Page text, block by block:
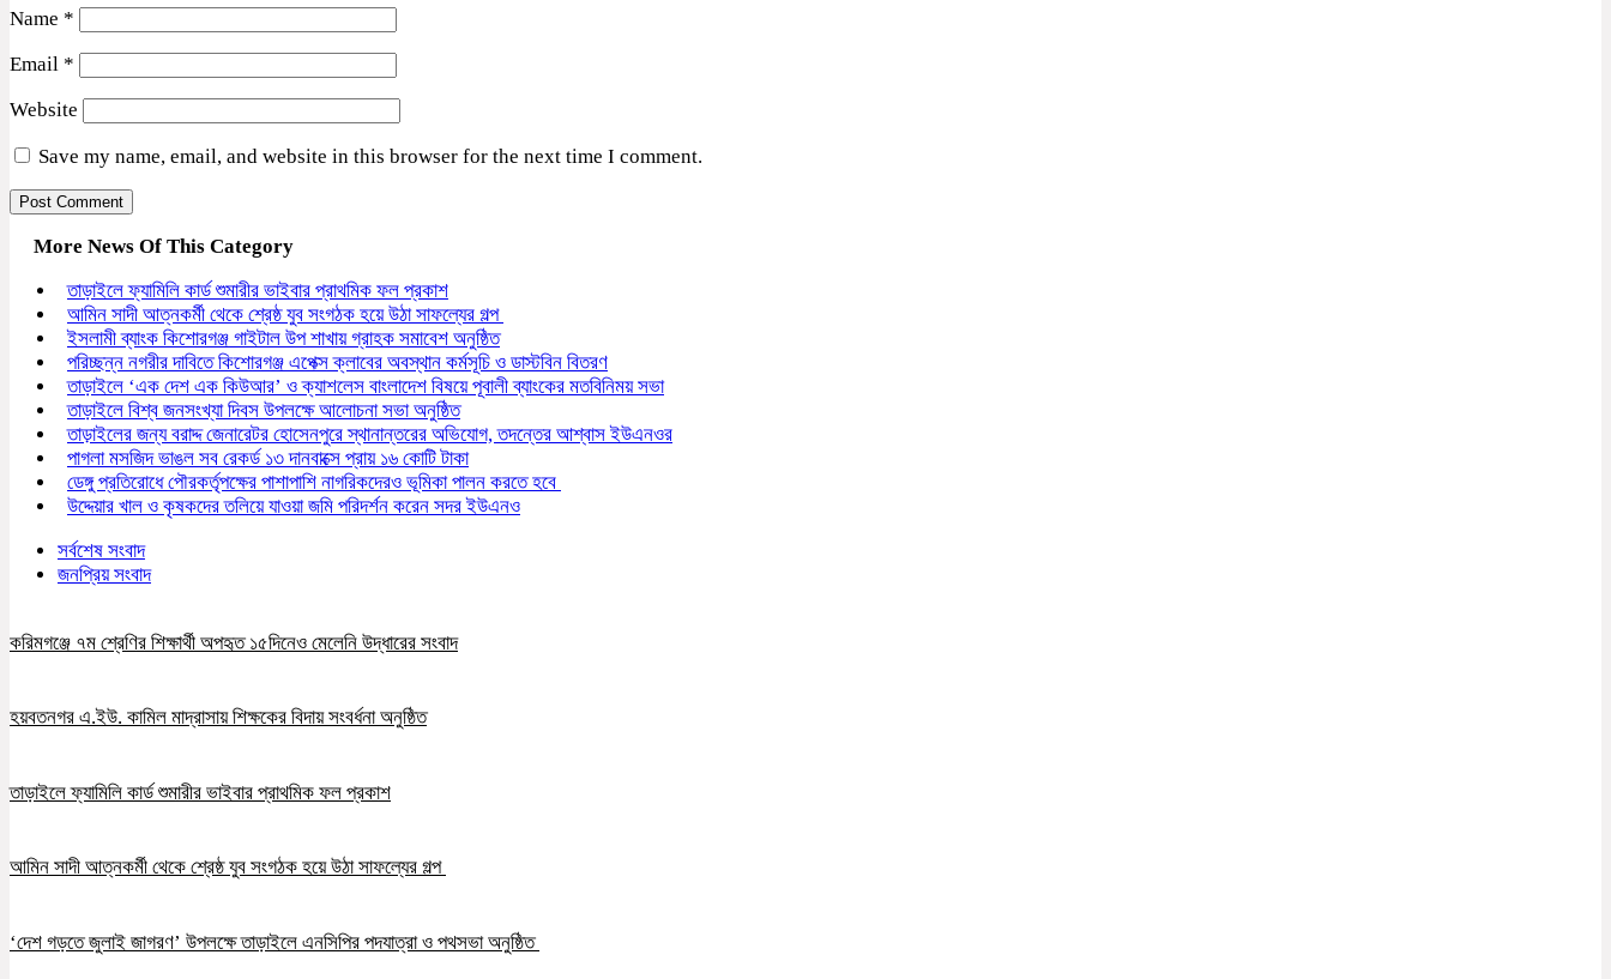
Name *
Email *
Website
Save my name, email, and website in this browser for the next time I comment.
More News Of This Category
তাড়াইলে ফ্যামিলি কার্ড শুমারীর ভাইবার প্রাথমিক ফল প্রকাশ
আমিন সাদী আত্নকর্মী থেকে শ্রেষ্ঠ যুব সংগঠক হয়ে উঠা সাফল্যের গল্প
ইসলামী ব্যাংক কিশোরগঞ্জ গাইটাল উপ শাখায় গ্রাহক সমাবেশ অনুষ্ঠিত
পরিচ্ছন্ন নগরীর দাবিতে কিশোরগঞ্জ এপেক্স ক্লাবের অবস্থান কর্মসূচি ও ডাস্টবিন বিতরণ
তাড়াইলে ‘এক দেশ এক কিউআর’ ও ক্যাশলেস বাংলাদেশ বিষয়ে পূবালী ব্যাংকের মতবিনিময় সভা
তাড়াইলে বিশ্ব জনসংখ্যা দিবস উপলক্ষে আলোচনা সভা অনুষ্ঠিত
তাড়াইলের জন্য বরাদ্দ জেনারেটর হোসেনপুরে স্থানান্তরের অভিযোগ, তদন্তের আশ্বাস ইউএনওর
পাগলা মসজিদ ভাঙল সব রেকর্ড ১৩ দানবাক্সে প্রায় ১৬ কোটি টাকা
ডেঙ্গু প্রতিরোধে পৌরকর্তৃপক্ষের পাশাপাশি নাগরিকদেরও ভূমিকা পালন করতে হবে
উদ্দেয়ার খাল ও কৃষকদের তলিয়ে যাওয়া জমি পরিদর্শন করেন সদর ইউএনও
সর্বশেষ সংবাদ
জনপ্রিয় সংবাদ
করিমগঞ্জে ৭ম শ্রেণির শিক্ষার্থী অপহৃত ১৫দিনেও মেলেনি উদ্ধারের সংবাদ
হয়বতনগর এ.ইউ. কামিল মাদ্রাসায় শিক্ষকের বিদায় সংবর্ধনা অনুষ্ঠিত
তাড়াইলে ফ্যামিলি কার্ড শুমারীর ভাইবার প্রাথমিক ফল প্রকাশ
আমিন সাদী আত্নকর্মী থেকে শ্রেষ্ঠ যুব সংগঠক হয়ে উঠা সাফল্যের গল্প
‘দেশ গড়তে জুলাই জাগরণ’ উপলক্ষে তাড়াইলে এনসিপির পদযাত্রা ও পথসভা অনুষ্ঠিত